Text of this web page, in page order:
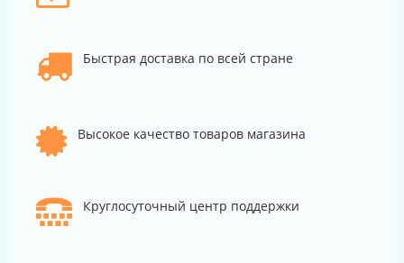
Быстрая доставка по всей стране
Высокое качество товаров магазина
Круглосуточный центр поддержки